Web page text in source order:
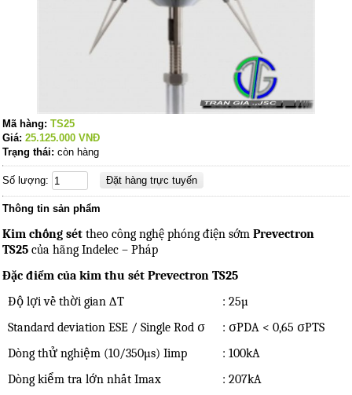
Mã hàng: TS25
Giá: 25.125.000 VNĐ
Trạng thái: còn hàng
Số lượng:
Thông tin sản phẩm
Kim chống sét theo công nghệ phóng điện sớm Prevectron
TS25 của hãng Indelec – Pháp
Đặc điểm của kim thu sét Prevectron TS25
Độ lợi về thời gian ∆T
: 25µ
Standard deviation ESE / Single Rod σ
: σPDA < 0,65 σPTS
Dòng thử nghiệm (10/350µs) Iimp
: 100kA
Dòng kiểm tra lớn nhất Imax
: 207kA